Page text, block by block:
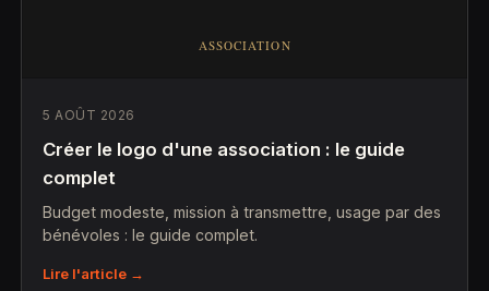
5 AOÛT 2026
Créer le logo d'une association : le guide
complet
Budget modeste, mission à transmettre, usage par des
bénévoles : le guide complet.
Lire l'article →